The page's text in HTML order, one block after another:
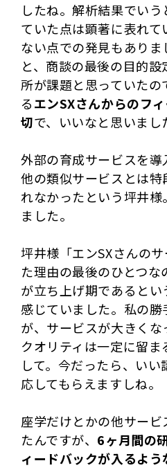
したね。解析結果でい
ていた点は顕著に表れ
ない点での発見もありま
と、商談の最後の目的
所が課題と思っていた
るエンSXさんからのフ
切で、いいなと思いまし
外部の育成サービスを導
他の類似サービスとは
れなかったという坪井
ました。
坪井様「エンSXさんの
た理由の最後のひとつ
が立ち上げ期であると
感じていました。私の勝
が、サービスが大きくな
クオリティは一定に留
して。今だったら、い
応してもらえますしね。
座学だけとかの他サー
たんですが、 6ヶ月間の
ィードバックが入るよ